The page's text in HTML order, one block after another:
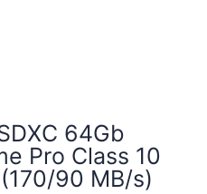
64Gb
Pro Class 10
90 MB/s)